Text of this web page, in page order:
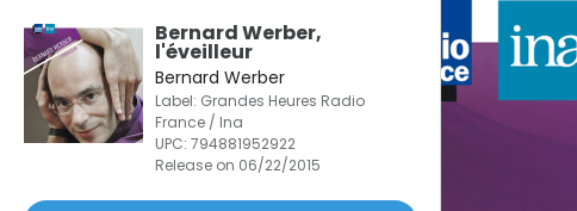
Bernard Werber,
l'éveilleur
Bernard Werber
Label: Grandes Heures Radio
France / Ina
UPC: 794881952922
Release on 06/22/2015